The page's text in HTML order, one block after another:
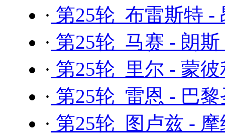
· 第25轮 布雷斯特 -
· 第25轮 马赛 - 朗斯
· 第25轮 里尔 - 蒙
· 第25轮 雷恩 - 巴
· 第25轮 图卢兹 -